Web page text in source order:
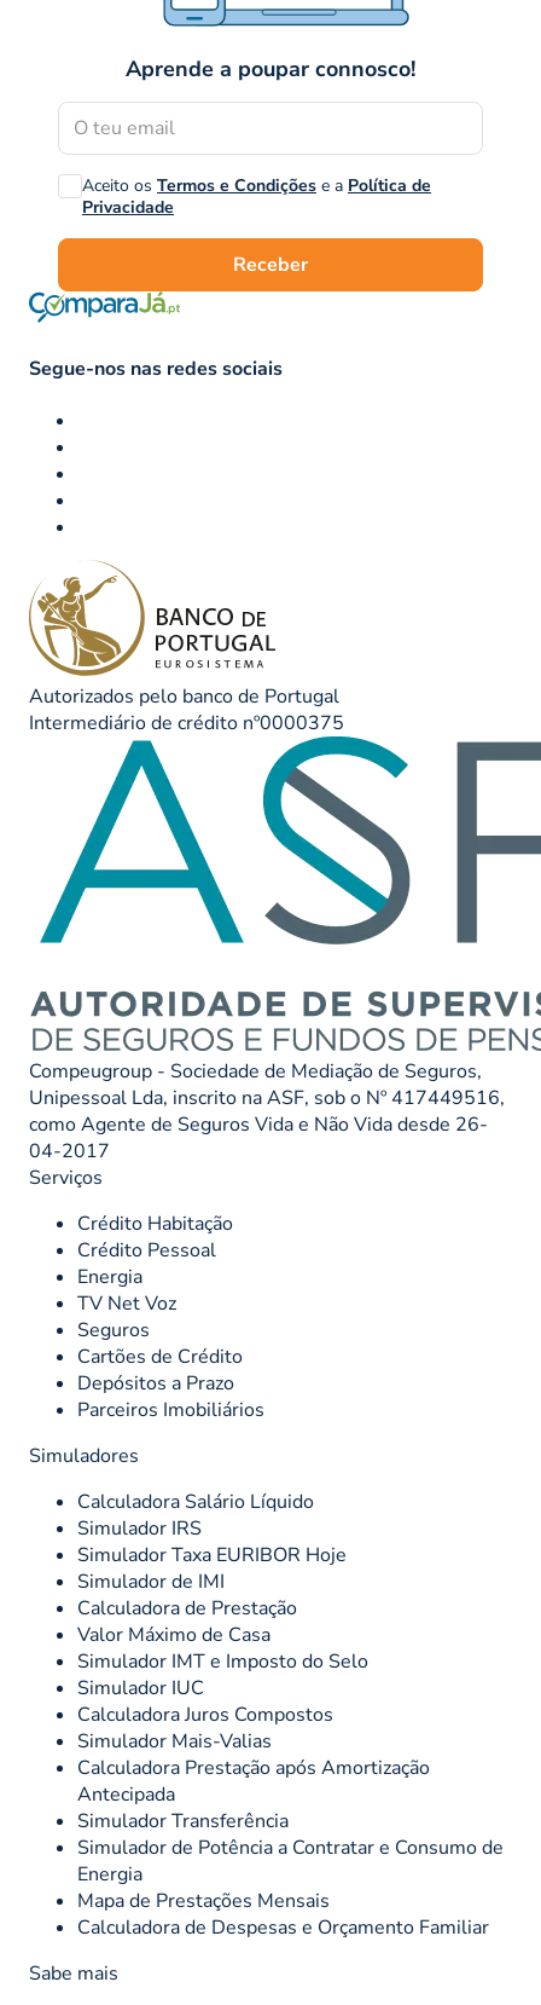
Aprende a poupar connosco!
Aceito os Termos e Condições e a Política de
Privacidade
Receber
Segue-nos nas redes sociais
Autorizados pelo banco de Portugal
Intermediário de crédito nº0000375
Compeugroup - Sociedade de Mediação de Seguros,
Unipessoal Lda, inscrito na ASF, sob o Nº 417449516,
como Agente de Seguros Vida e Não Vida desde 26-
04-2017
Serviços
Crédito Habitação
Crédito Pessoal
Energia
TV Net Voz
Seguros
Cartões de Crédito
Depósitos a Prazo
Parceiros Imobiliários
Simuladores
Calculadora Salário Líquido
Simulador IRS
Simulador Taxa EURIBOR Hoje
Simulador de IMI
Calculadora de Prestação
Valor Máximo de Casa
Simulador IMT e Imposto do Selo
Simulador IUC
Calculadora Juros Compostos
Simulador Mais-Valias
Calculadora Prestação após Amortização
Antecipada
Simulador Transferência
Simulador de Potência a Contratar e Consumo de
Energia
Mapa de Prestações Mensais
Calculadora de Despesas e Orçamento Familiar
Sabe mais